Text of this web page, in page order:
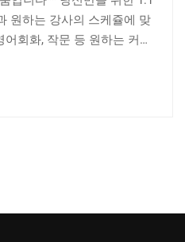
원하는 강사의 스케쥴에 맞
어회화, 작문 등 원하는 커리